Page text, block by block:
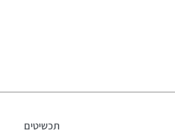
תכשיטים